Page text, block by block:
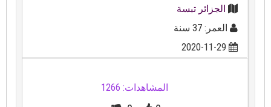
الجزائر تبسة
العمر: 37 سنة
2020-11-29
المشاهدات: 1266